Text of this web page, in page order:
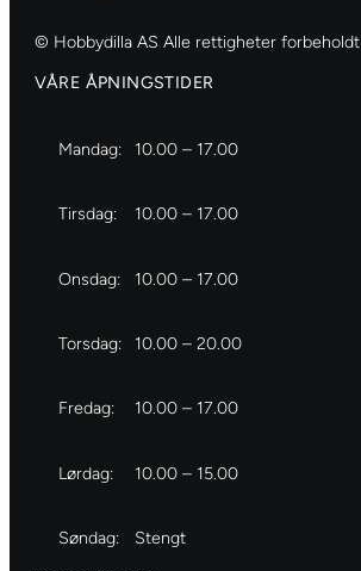
© Hobbydilla AS Alle rettigheter forbeholdt
VÅRE ÅPNINGSTIDER
Mandag: 10.00 – 17.00
Tirsdag: 10.00 – 17.00
Onsdag: 10.00 – 17.00
Torsdag: 10.00 – 20.00
Fredag: 10.00 – 17.00
Lørdag: 10.00 – 15.00
Søndag: Stengt